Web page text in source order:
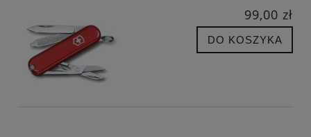
99,00 zł
DO KOSZYKA